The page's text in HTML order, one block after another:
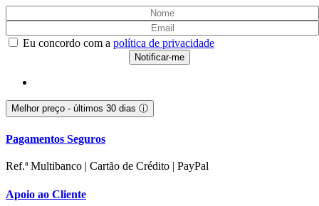
Eu concordo com a política de privacidade
Melhor preço - últimos 30 dias ⓘ
Pagamentos Seguros
Ref.ª Multibanco | Cartão de Crédito | PayPal
Apoio ao Cliente